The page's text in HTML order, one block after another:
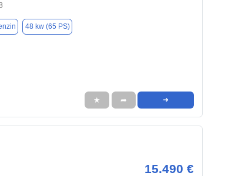
48 kw (65 PS)
★ ➦ ➜
15.490 €